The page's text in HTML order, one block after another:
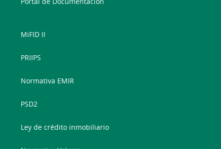
MiFID II
PRIIPS
Normativa EMIR
PSD2
Ley de crédito inmobiliario